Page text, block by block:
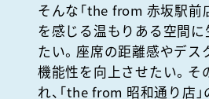
そんな「the from 赤坂駅前
を感じる温もりある空間
たい。座席の距離感やデス
機能性を向上させたい。そ
れ、「the from 昭和通り店